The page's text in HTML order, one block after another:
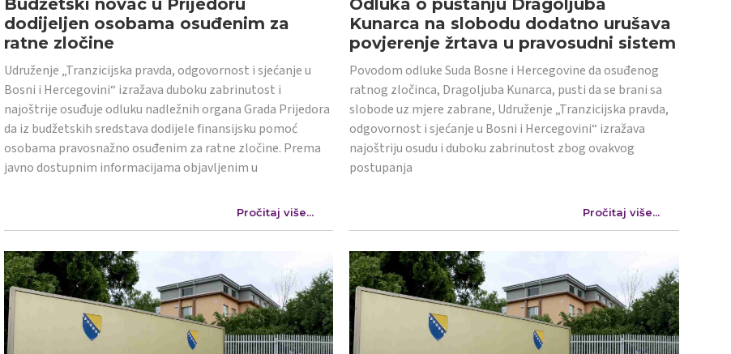
dodijeljen osobama osuđenim za
ratne zločine
Udruženje „Tranzicijska pravda, odgovornost i sjećanje u
Bosni i Hercegovini“ izražava duboku zabrinutost i
najoštrije osuđuje odluku nadležnih organa Grada Prijedora
da iz budžetskih sredstava dodijele finansijsku pomoć
osobama pravosnažno osuđenim za ratne zločine. Prema
javno dostupnim informacijama objavljenim u
Pročitaj više...
Kunarca na slobodu dodatno urušava
povjerenje žrtava u pravosudni sistem
Povodom odluke Suda Bosne i Hercegovine da osuđenog
ratnog zločinca, Dragoljuba Kunarca, pusti da se brani sa
slobode uz mjere zabrane, Udruženje „Tranzicijska pravda,
odgovornost i sjećanje u Bosni i Hercegovini“ izražava
najoštriju osudu i duboku zabrinutost zbog ovakvog
postupanja
Pročitaj više...